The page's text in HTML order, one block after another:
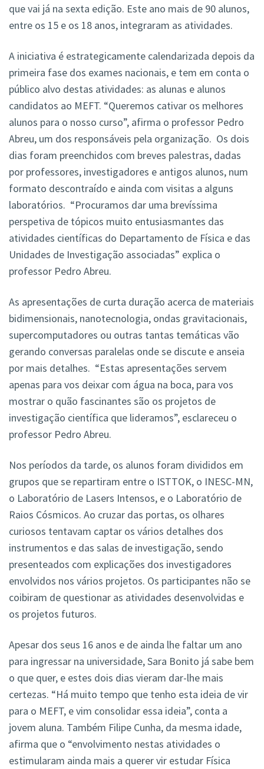
que vai já na sexta edição. Este ano mais de 90 alunos,
entre os 15 e os 18 anos, integraram as atividades.
A iniciativa é estrategicamente calendarizada depois da
primeira fase dos exames nacionais, e tem em conta o
público alvo destas atividades: as alunas e alunos
candidatos ao MEFT. “Queremos cativar os melhores
alunos para o nosso curso”, afirma o professor Pedro
Abreu, um dos responsáveis pela organização. Os dois
dias foram preenchidos com breves palestras, dadas
por professores, investigadores e antigos alunos, num
formato descontraído e ainda com visitas a alguns
laboratórios. “Procuramos dar uma brevíssima
perspetiva de tópicos muito entusiasmantes das
atividades científicas do Departamento de Física e das
Unidades de Investigação associadas” explica o
professor Pedro Abreu.
As apresentações de curta duração acerca de materiais
bidimensionais, nanotecnologia, ondas gravitacionais,
supercomputadores ou outras tantas temáticas vão
gerando conversas paralelas onde se discute e anseia
por mais detalhes. “Estas apresentações servem
apenas para vos deixar com água na boca, para vos
mostrar o quão fascinantes são os projetos de
investigação científica que lideramos”, esclareceu o
professor Pedro Abreu.
Nos períodos da tarde, os alunos foram divididos em
grupos que se repartiram entre o ISTTOK, o INESC-MN,
o Laboratório de Lasers Intensos, e o Laboratório de
Raios Cósmicos. Ao cruzar das portas, os olhares
curiosos tentavam captar os vários detalhes dos
instrumentos e das salas de investigação, sendo
presenteados com explicações dos investigadores
envolvidos nos vários projetos. Os participantes não se
coibiram de questionar as atividades desenvolvidas e
os projetos futuros.
Apesar dos seus 16 anos e de ainda lhe faltar um ano
para ingressar na universidade, Sara Bonito já sabe bem
o que quer, e estes dois dias vieram dar-lhe mais
certezas. “Há muito tempo que tenho esta ideia de vir
para o MEFT, e vim consolidar essa ideia”, conta a
jovem aluna. Também Filipe Cunha, da mesma idade,
afirma que o “envolvimento nestas atividades o
estimularam ainda mais a querer vir estudar Física